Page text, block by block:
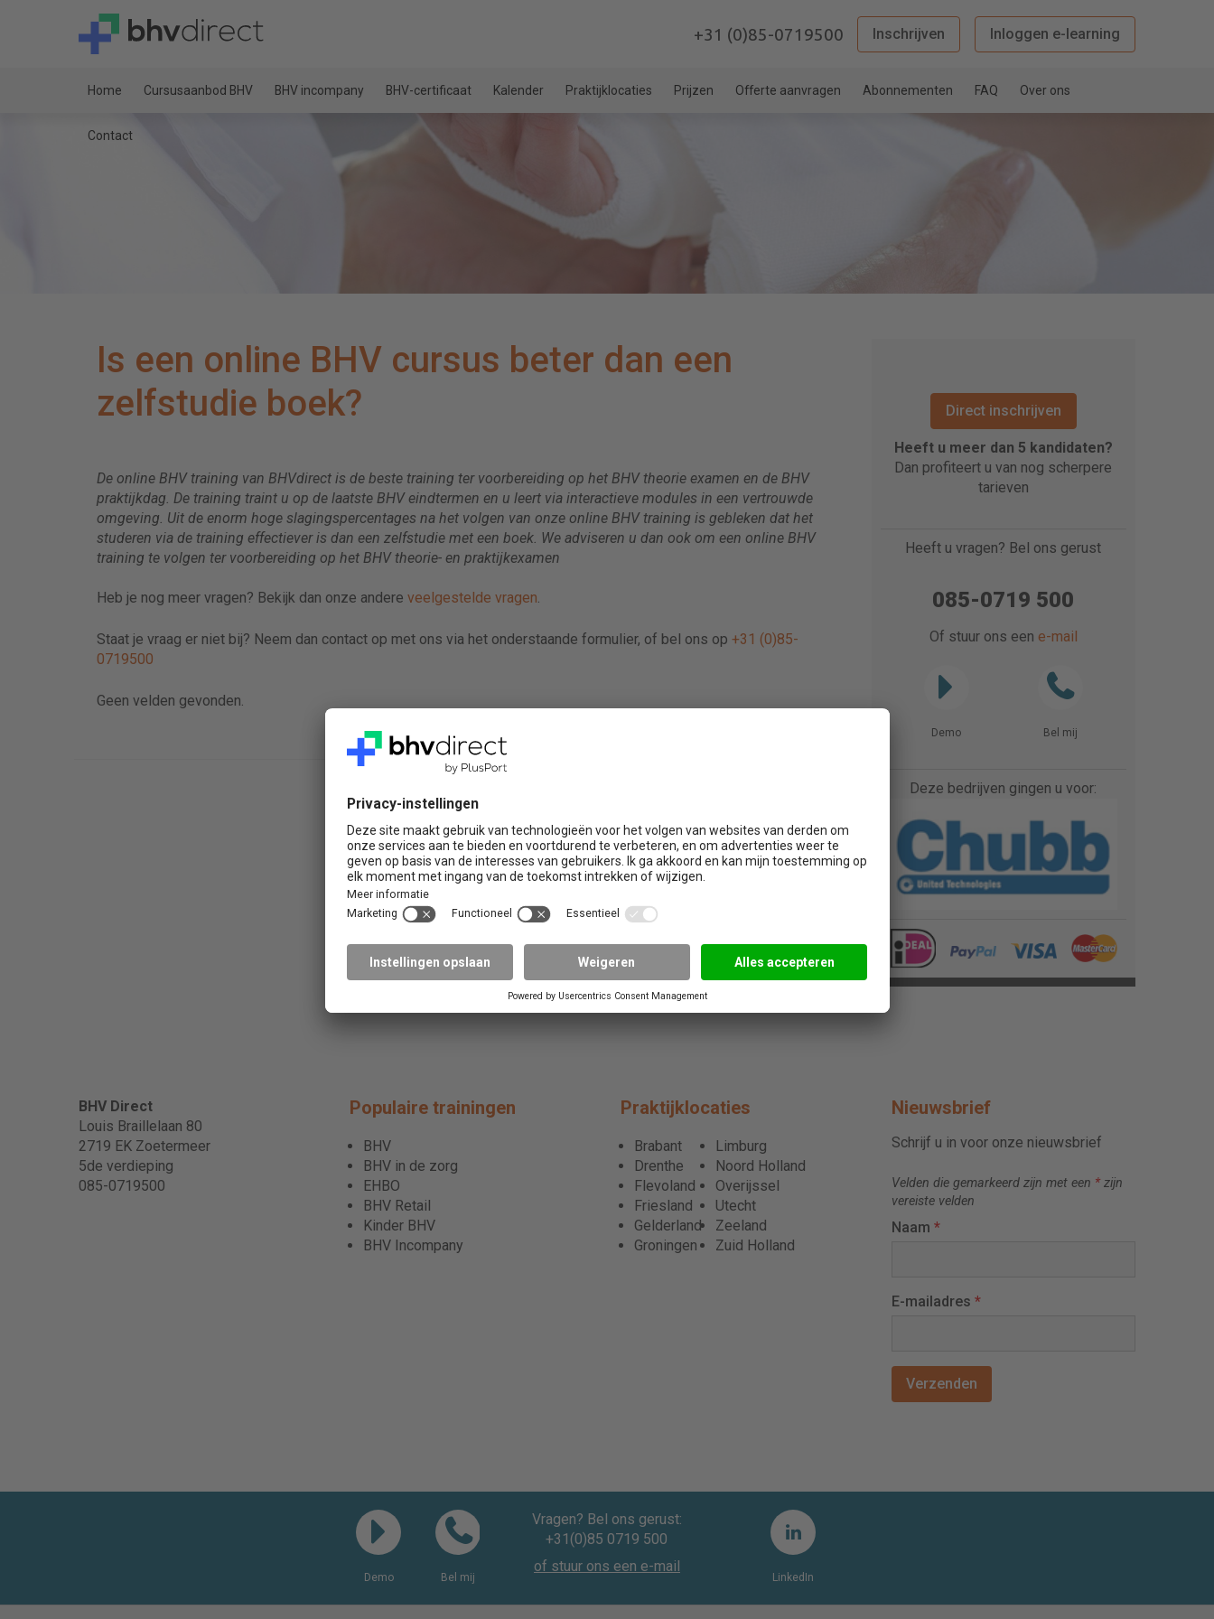
+31 (0)85-0719500 Inschrijven Inloggen e-learning
Home Cursusaanbod BHV BHV incompany BHV-certificaat Kalender Praktijklocaties Prijzen Offerte aanvragen Abonnementen FAQ Over ons
Contact
Is een online BHV cursus beter dan een
zelfstudie boek?
De online BHV training van BHVdirect is de beste training ter voorbereiding op het BHV theorie examen en de BHV
praktijkdag. De training traint u op de laatste BHV eindtermen en u leert via interactieve modules in een vertrouwde
omgeving. Uit de enorm hoge slagingspercentages na het volgen van onze online BHV training is gebleken dat het
studeren via de training effectiever is dan een zelfstudie met een boek. We adviseren u dan ook om een online BHV
training te volgen ter voorbereiding op het BHV theorie- en praktijkexamen
Heb je nog meer vragen? Bekijk dan onze andere veelgestelde vragen.
Staat je vraag er niet bij? Neem dan contact op met ons via het onderstaande formulier, of bel ons op +31 (0)85-
0719500
Geen velden gevonden.
Direct inschrijven
Heeft u meer dan 5 kandidaten?
Dan profiteert u van nog scherpere
tarieven
Heeft u vragen? Bel ons gerust
085-0719 500
Of stuur ons een e-mail
Demo Bel mij
Deze bedrijven gingen u voor:
BHV Direct
Louis Braillelaan 80
2719 EK Zoetermeer
5de verdieping
085-0719500
Populaire trainingen
BHV
BHV in de zorg
EHBO
BHV Retail
Kinder BHV
BHV Incompany
Praktijklocaties
Brabant
Drenthe
Flevoland
Friesland
Gelderland
Groningen
Limburg
Noord Holland
Overijssel
Utecht
Zeeland
Zuid Holland
Nieuwsbrief
Schrijf u in voor onze nieuwsbrief
Velden die gemarkeerd zijn met een * zijn
vereiste velden
Naam *
E-mailadres *
Demo Bel mij
Vragen? Bel ons gerust:
+31(0)85 0719 500
of stuur ons een e-mail
LinkedIn